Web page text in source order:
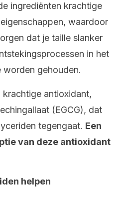
ingrediënten krachtige
waardoor
dat je taille slanker
in het
worden gehouden.
krachtige antioxidant,
(EGCG), dat
tegengaat. Een
van deze antioxidant
helpen